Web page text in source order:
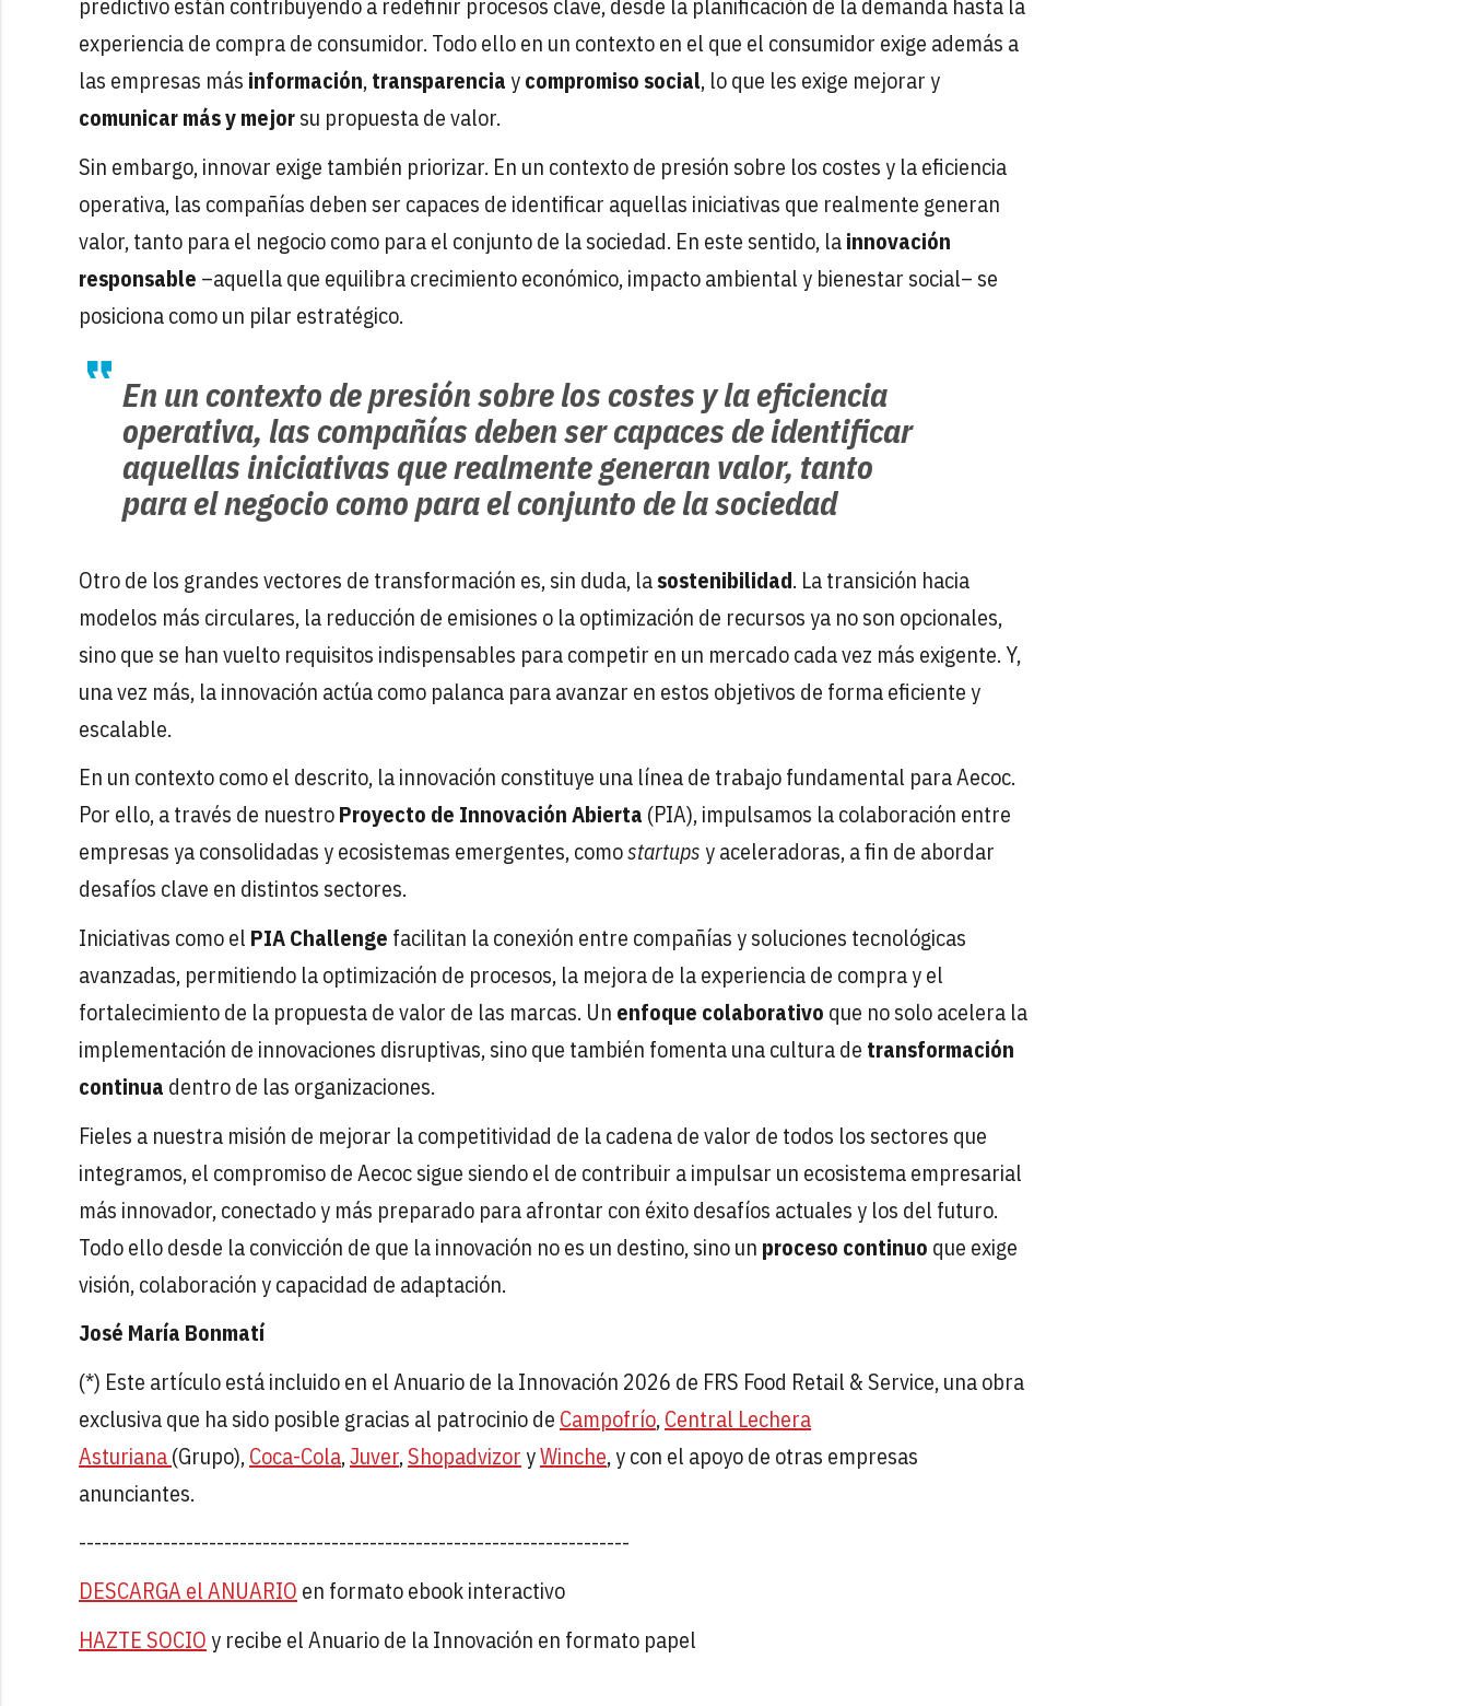
predictivo están contribuyendo a redefinir procesos clave, desde la planificación de la demanda hasta la
experiencia de compra de consumidor. Todo ello en un contexto en el que el consumidor exige además a
las empresas más información,transparenciaycompromiso social, lo que les exige mejorar y
comunicar más y mejorsu propuesta de valor.
Sin embargo, innovar exige también priorizar. En un contexto de presión sobre los costes y la eficiencia
operativa, las compañías deben ser capaces de identificar aquellas iniciativas que realmente generan
valor, tanto para el negocio como para el conjunto de la sociedad. En este sentido, lainnovación
responsable –aquella que equilibra crecimiento económico, impacto ambiental y bienestar social– se
posiciona como un pilar estratégico.
En un contexto de presión sobre los costes y la eficiencia
operativa, las compañías deben ser capaces de identificar
aquellas iniciativas que realmente generan valor, tanto
para el negocio como para el conjunto de la sociedad
Otro de los grandes vectores de transformación es, sin duda, lasostenibilidad. La transición hacia
modelos más circulares, la reducción de emisiones o la optimización de recursos ya no son opcionales,
sino que se han vuelto requisitos indispensables para competir en un mercado cada vez más exigente. Y,
una vez más, la innovación actúa como palanca para avanzar en estos objetivos de forma eficiente y
escalable.
En un contexto como el descrito, la innovación constituye una línea de trabajo fundamental para Aecoc.
Por ello, a través de nuestroProyecto de Innovación Abierta (PIA), impulsamos la colaboración entre
empresas ya consolidadas y ecosistemas emergentes, comostartupsy aceleradoras, a fin de abordar
desafíos clave en distintos sectores.
Iniciativas como el PIA Challenge facilitan la conexión entre compañías y soluciones tecnológicas
avanzadas, permitiendo la optimización de procesos, la mejora de la experiencia de compra y el
fortalecimiento de la propuesta de valor de las marcas. Un enfoque colaborativo que no solo acelera la
implementación de innovaciones disruptivas, sino que también fomenta una cultura de transformación
continua dentro de las organizaciones.
Fieles a nuestra misión de mejorar la competitividad de la cadena de valor de todos los sectores que
integramos, el compromiso de Aecoc sigue siendo el de contribuir a impulsar un ecosistema empresarial
más innovador, conectado y más preparado para afrontar con éxito desafíos actuales y los del futuro.
Todo ello desde la convicción de que la innovación no es un destino, sino un proceso continuo que exige
visión, colaboración y capacidad de adaptación.
José María Bonmatí
(*) Este artículo está incluido en el Anuario de la Innovación 2026 de FRS Food Retail & Service, una obra
exclusiva que ha sido posible gracias al patrocinio de Campofrío,Central Lechera
Asturiana(Grupo),Coca-Cola,Juver,ShopadvizoryWinche, y con el apoyo de otras empresas
anunciantes.
------------------------------------------------------------------------
DESCARGA el ANUARIO en formato ebook interactivo
HAZTE SOCIOy recibe el Anuario de la Innovación en formato papel